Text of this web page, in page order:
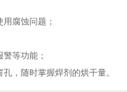
腐蚀问题；
等功能；
，随时掌握焊剂的烘干量。